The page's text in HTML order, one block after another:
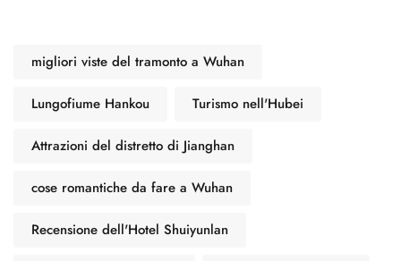
migliori viste del tramonto a Wuhan
Lungofiume Hankou Turismo nell'Hubei
Attrazioni del distretto di Jianghan
cose romantiche da fare a Wuhan
Recensione dell'Hotel Shuiyunlan